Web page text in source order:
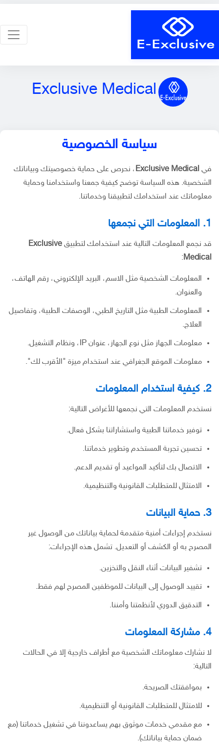
Exclusive Medical
سياسة الخصوصية
في Exclusive Medical ، نحرص على حماية خصوصيتك وبياناتك
الشخصية. هذه السياسة توضح كيفية جمعنا واستخدامنا وحماية
معلوماتك عند استخدامك لتطبيقنا وخدماتنا.
1. المعلومات التي نجمعها
قد نجمع المعلومات التالية عند استخدامك لتطبيق Exclusive
Medical
:
المعلومات الشخصية مثل الاسم، البريد الإلكتروني، رقم الهاتف،
والعنوان.
المعلومات الطبية مثل التاريخ الطبي، الوصفات الطبية، وتفاصيل
العلاج.
معلومات الجهاز مثل نوع الجهاز، عنوان IP، ونظام التشغيل.
معلومات الموقع الجغرافي عند استخدام ميزة "الأقرب لك".
2. كيفية استخدام المعلومات
نستخدم المعلومات التي نجمعها للأغراض التالية:
توفير خدماتنا الطبية واستشاراتنا بشكل فعال.
تحسين تجربة المستخدم وتطوير خدماتنا.
الاتصال بك لتأكيد المواعيد أو تقديم الدعم.
الامتثال للمتطلبات القانونية والتنظيمية.
3. حماية البيانات
نستخدم إجراءات أمنية متقدمة لحماية بياناتك من الوصول غير
المصرح به أو الكشف أو التعديل. تشمل هذه الإجراءات:
تشفير البيانات أثناء النقل والتخزين.
تقييد الوصول إلى البيانات للموظفين المصرح لهم فقط.
التدقيق الدوري لأنظمتنا وأمننا.
4. مشاركة المعلومات
لا نشارك معلوماتك الشخصية مع أطراف خارجية إلا في الحالات
التالية:
بموافقتك الصريحة.
للامتثال للمتطلبات القانونية أو التنظيمية.
مع مقدمي خدمات موثوق بهم يساعدوننا في تشغيل خدماتنا (مع
ضمان حماية بياناتك).